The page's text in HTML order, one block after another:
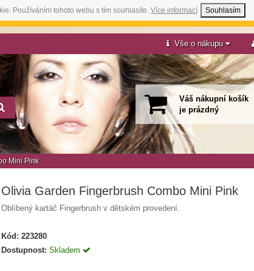
Používáním tohoto webu s tím souhlasíte. Více informací Souhlasím
Vše o nákupu
Váš nákupní košík
je prázdný
Mini Pink
Olivia Garden Fingerbrush Combo Mini Pink
Oblíbený kartáč Fingerbrush v dětském provedení.
Kód: 223280
Dostupnost: Skladem